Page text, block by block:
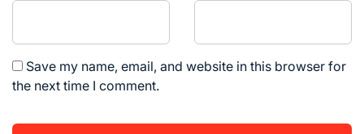
Save my name, email, and website in this browser for
the next time I comment.